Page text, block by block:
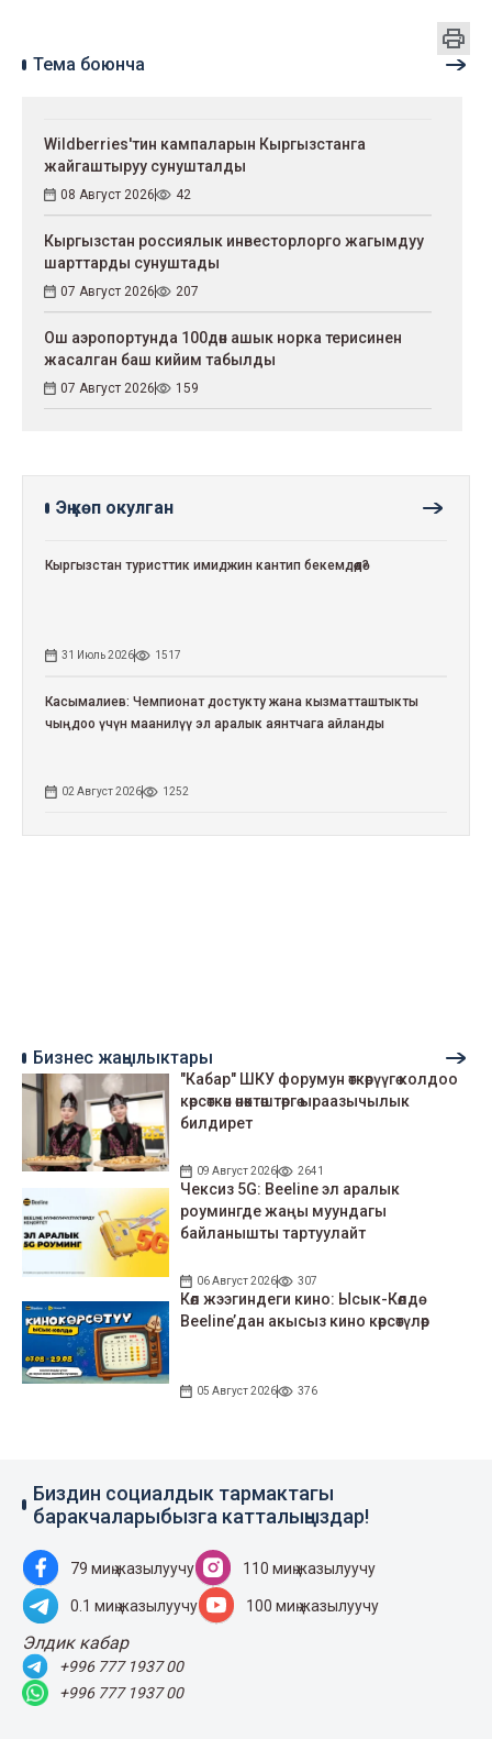
Тема боюнча
Wildberries'тин кампаларын Кыргызстанга
жайгаштыруу сунушталды
08 Август 2026 42
Кыргызстан россиялык инвесторлорго жагымдуу
шарттарды сунуштады
07 Август 2026 207
Ош аэропортунда 100дөн ашык норка терисинен
жасалган баш кийим табылды
07 Август 2026 159
Эң көп окулган
Кыргызстан туристтик имиджин кантип бекемдөөдө?
31 Июль 2026 1517
Касымалиев: Чемпионат достукту жана кызматташтыкты
чыңдоо үчүн маанилүү эл аралык аянтчага айланды
02 Август 2026 1252
Бизнес жаңылыктары
"Кабар" ШКУ форумун өткөрүүгө колдоо
көрсөткөн өнөктөштөргө ыраазычылык
билдирет
09 Август 2026 2641
Чексиз 5G: Beeline эл аралык
роумингде жаңы муундагы
байланышты тартуулайт
06 Август 2026 307
Көл жээгиндеги кино: Ысык-Көлдө
Beeline’дан акысыз кино көрсөтүлөр
05 Август 2026 376
Биздин социалдык тармактагы
баракчаларыбызга катталыңыздар!
79 миң жазылуучу 110 миң жазылуучу
0.1 миң жазылуучу 100 миң жазылуучу
Элдик кабар
+996 777 1937 00
+996 777 1937 00